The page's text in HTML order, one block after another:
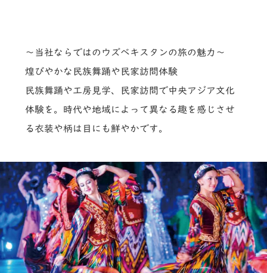
～当社ならではのウズベキスタンの旅の魅力～
煌びやかな民族舞踊や民家訪問体験
民族舞踊や工房見学、民家訪問で中央アジア文化
体験を。時代や地域によって異なる趣を感じさせ
る衣装や柄は目にも鮮やかです。